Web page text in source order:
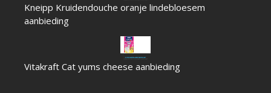
Kneipp Kruidendouche oranje lindebloesem
aanbieding
Vitakraft Cat yums cheese aanbieding